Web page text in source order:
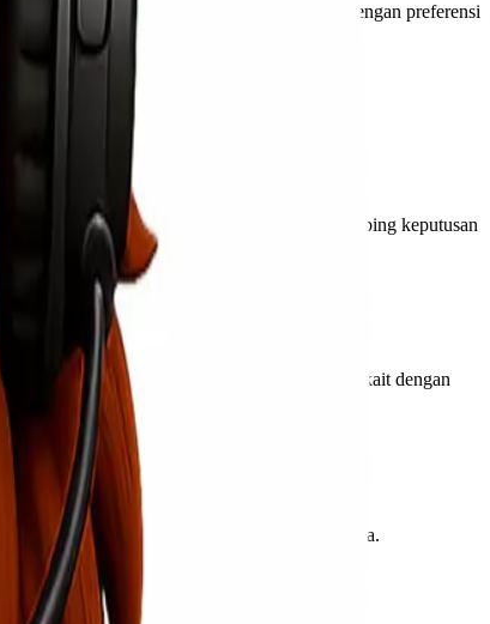
pengalaman yang lebih unik dan sesuai dengan preferensi
mengurangi risiko overproduksi dan membimbing keputusan
membantu mengurangi tekanan keuangan terkait dengan
seberapa sukses produk tersebut nantinya.